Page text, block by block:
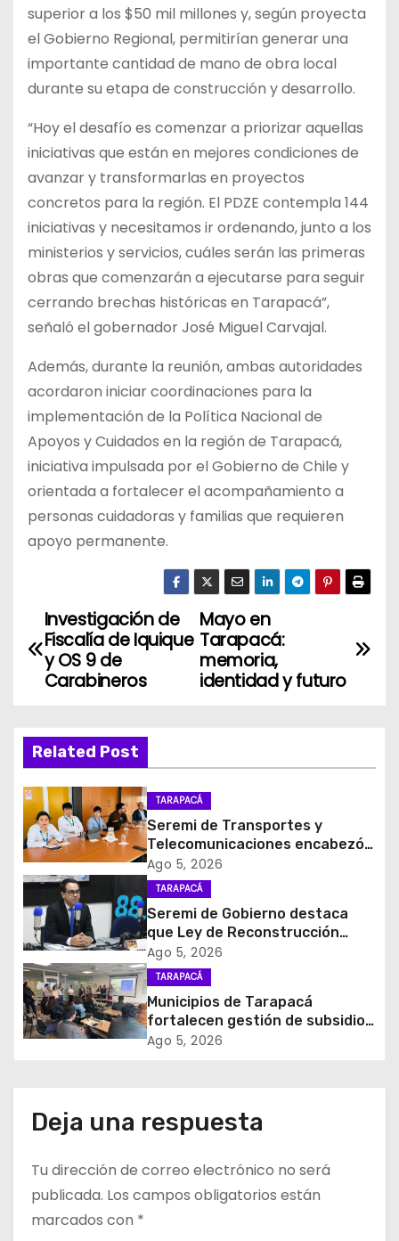
superior a los $50 mil millones y, según proyecta
el Gobierno Regional, permitirían generar una
importante cantidad de mano de obra local
durante su etapa de construcción y desarrollo.
“Hoy el desafío es comenzar a priorizar aquellas
iniciativas que están en mejores condiciones de
avanzar y transformarlas en proyectos
concretos para la región. El PDZE contempla 144
iniciativas y necesitamos ir ordenando, junto a los
ministerios y servicios, cuáles serán las primeras
obras que comenzarán a ejecutarse para seguir
cerrando brechas históricas en Tarapacá”,
señaló el gobernador José Miguel Carvajal.
Además, durante la reunión, ambas autoridades
acordaron iniciar coordinaciones para la
implementación de la Política Nacional de
Apoyos y Cuidados en la región de Tarapacá,
iniciativa impulsada por el Gobierno de Chile y
orientada a fortalecer el acompañamiento a
personas cuidadoras y familias que requieren
apoyo permanente.
N
a
e
g
a
c
i
ó
n
d
e
n
r
a
Mayo en
Tarapacá:
memoria,
identidad y futuro
Investigación de
Fiscalía de Iquique
y OS 9 de
Carabineros
Related Post
TARAPACÁ
Seremi de Transportes y
Telecomunicaciones encabezó
primera mesa de coordinación
para el retiro de cables en
desuso en Iquique
Ago 5, 2026
TARAPACÁ
Seremi de Gobierno destaca
que Ley de Reconstrucción
Nacional impulsará la inversión
y el empleo en Tarapacá
Ago 5, 2026
TARAPACÁ
Municipios de Tarapacá
fortalecen gestión de subsidios
de agua potable en jornada
Ago 5, 2026
Deja una respuesta
Tu dirección de correo electrónico no será
publicada. Los campos obligatorios están
marcados con *